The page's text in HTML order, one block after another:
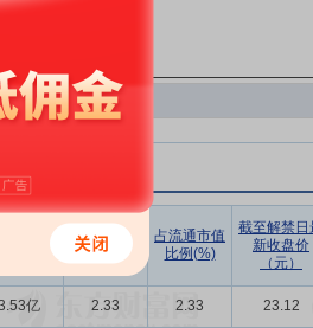
解禁市值
占总市值比
例(%)
占流通市值
比例(%)
截至解禁日
新收盘价
（元）
亿 2.33 2.33 23.12